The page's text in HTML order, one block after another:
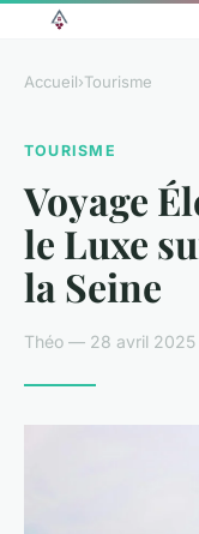
Accueil›Tourisme
TOURISME
Voyage
le Luxe
la Seine
Théo — 28 avril